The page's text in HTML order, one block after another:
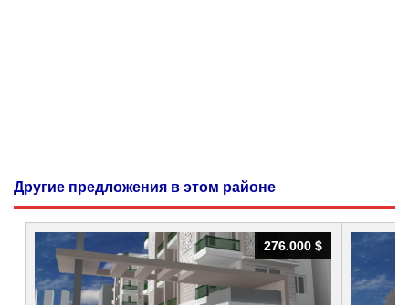
Другие предложения в этом районе
276.000 $
276.000 $